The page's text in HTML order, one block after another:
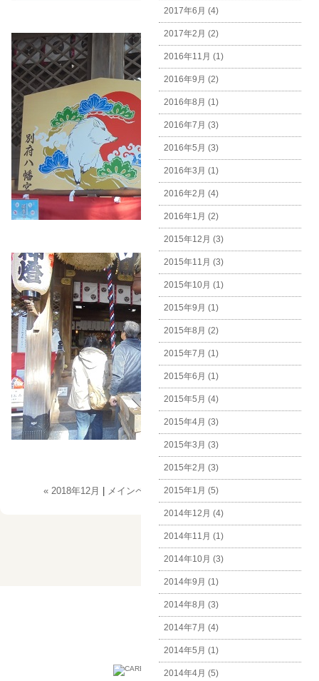
« 2018年12月 メインページ |アーカイブ|
2017年6月 (4)
2017年2月 (2)
2016年11月 (1)
2016年9月 (2)
2016年8月 (1)
2016年7月 (3)
2016年5月 (3)
2016年3月 (1)
2016年2月 (4)
2016年1月 (2)
2015年12月 (3)
2015年11月 (3)
2015年10月 (1)
2015年9月 (1)
2015年8月 (2)
2015年7月 (1)
2015年6月 (1)
2015年5月 (4)
2015年4月 (3)
2015年3月 (3)
2015年2月 (3)
2015年1月 (5)
2014年12月 (4)
2014年11月 (1)
2014年10月 (3)
2014年9月 (1)
2014年8月 (3)
2014年7月 (4)
2014年5月 (1)
2014年4月 (5)
法人概要・アクセス
サイトマップ
サイトのご利用にあたって
個人情報保護方針